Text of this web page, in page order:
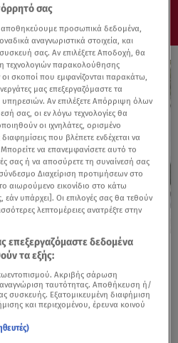
την κορυφή στη J.D.
σας
αποθηκεύουμε προσωπικά δεδομένα,
αναγνωριστικά στοιχεία, και
σας. Αν επιλέξετε Αποδοχή, θα
τεχνολογιών παρακολούθησης
σκοποί που εμφανίζονται παρακάτω,
μας επεξεργαζόμαστε τα
Αν επιλέξετε Απόρριψη όλων
σας, οι εν λόγω τεχνολογίες θα
οι ιχνηλάτες, ορισμένο
που βλέπετε ενδέχεται να
Μπορείτε να επανεμφανίσετε αυτό το
σας ή να αποσύρετε τη συναίνεσή σας
Διαχείριση προτιμήσεων στο
αιωρούμενο εικονίδιο στο κάτω
εάν υπάρχει]. Οι επιλογές σας θα τεθούν
λεπτομέρειες ανατρέξτε στην
επεξεργαζόμαστε δεδομένα
τα εξής:
Ακριβής σάρωση
ταυτότητας. Αποθήκευση ή/
συσκευής. Εξατομικευμένη διαφήμιση
και περιεχομένου, έρευνα κοινού